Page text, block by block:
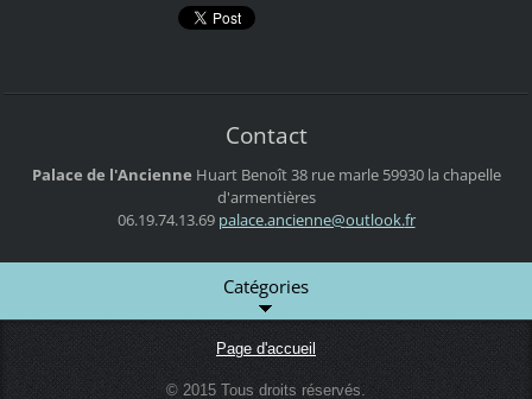
Contact
Palace de l'Ancienne Huart Benoît38 rue marle59930 la chapelle
d'armentières
06.19.74.13.69 palace.ancienne@outlook.fr
Catégories
Page d'accueil
© 2015 Tous droits réservés.